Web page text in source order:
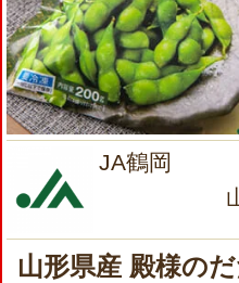
JA鶴岡
山形県産 殿様の